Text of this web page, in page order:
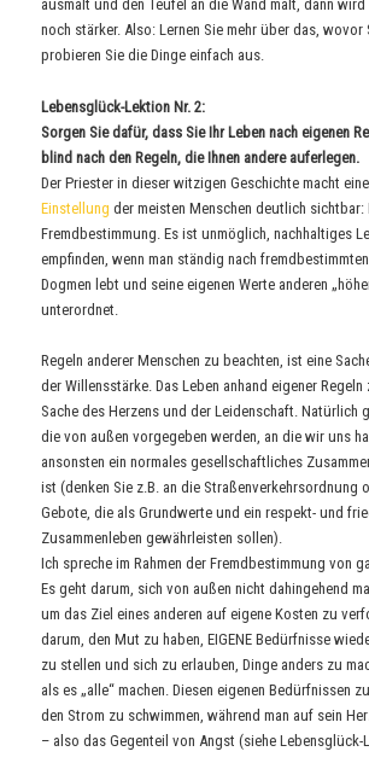
ausmalt und den Teufel an die Wand malt, dann
noch stärker. Also: Lernen Sie mehr über das, wovor
probieren Sie die Dinge einfach aus.
Lebensglück-Lektion Nr. 2:
Sorgen Sie dafür, dass Sie Ihr Leben nach eigenen
blind nach den Regeln, die Ihnen andere auferlegen.
Der Priester in dieser witzigen Geschichte macht
Einstellung der meisten Menschen deutlich sichtbar:
Fremdbestimmung. Es ist unmöglich, nachhaltiges
empfinden, wenn man ständig nach
Dogmen lebt und seine eigenen Werte anderen
unterordnet.
Regeln anderer Menschen zu beachten, ist eine
der Willensstärke. Das Leben anhand eigener
Sache des Herzens und der Leidenschaft. Natürlich
die von außen vorgegeben werden, an die wir uns
ansonsten ein normales gesellschaftliches
ist (denken Sie z.B. an die Straßenverkehrsordnung
Gebote, die als Grundwerte und ein respekt- und
Zusammenleben gewährleisten sollen).
Ich spreche im Rahmen der Fremdbestimmung von
Es geht darum, sich von außen nicht dahingehend
um das Ziel eines anderen auf eigene Kosten zu
darum, den Mut zu haben, EIGENE Bedürfnisse
zu stellen und sich zu erlauben, Dinge anders zu
als es „alle“ machen. Diesen eigenen Bedürfnissen
den Strom zu schwimmen, während man auf sein
– also das Gegenteil von Angst (siehe Lebensglück-